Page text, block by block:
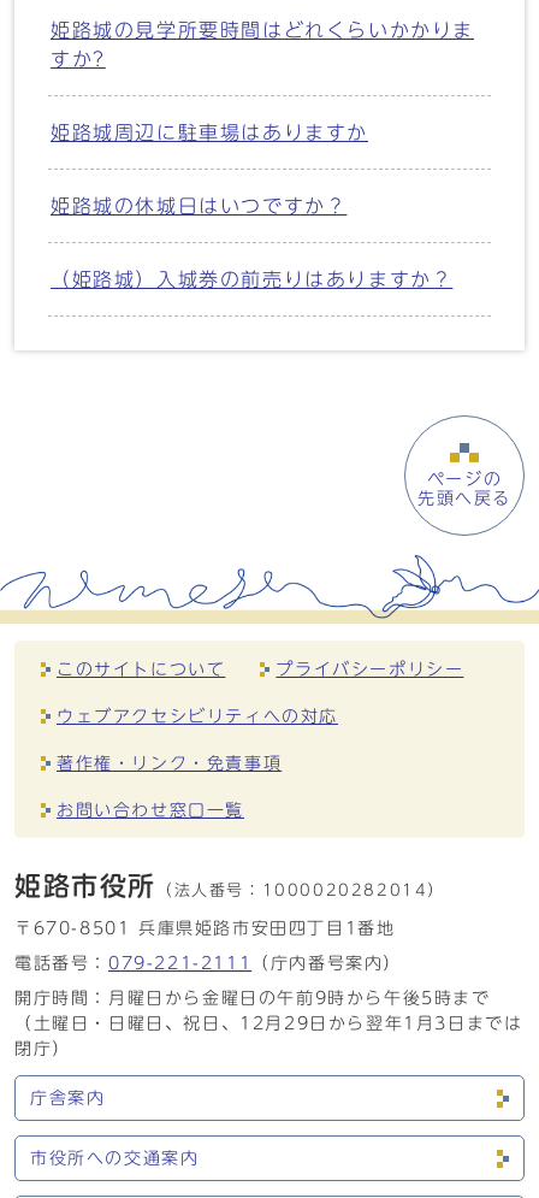
姫路城の見学所要時間はどれくらいかかりま
すか?
姫路城周辺に駐車場はありますか
姫路城の休城日はいつですか？
（姫路城）入城券の前売りはありますか？
ページの
先頭へ戻る
このサイトについて プライバシーポリシー
ウェブアクセシビリティへの対応
著作権・リンク・免責事項
お問い合わせ窓口一覧
姫路市役所 （法人番号： 1000020282014）
〒670-8501 兵庫県姫路市安田四丁目1番地
電話番号： 079-221-2111
（庁内番号案内）
開庁時間：月曜日から金曜日の午前9時から午後5時まで
（土曜日・日曜日、祝日、12月29日から翌年1月3日までは
閉庁）
庁舎案内
市役所への交通案内